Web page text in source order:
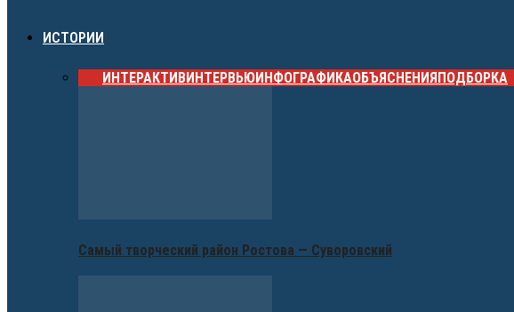
ИСТОРИИ
ИНТЕРАКТИВИНТЕРВЬЮИНФОГРАФИКАОБЪЯСНЕНИЯПОДБОРКА
Самый творческий район Ростова — Суворовский